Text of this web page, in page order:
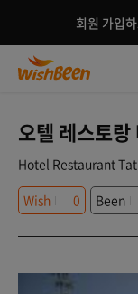
회원 가입
오텔 레스토랑
Hotel Restaurant
Wish
0 Been